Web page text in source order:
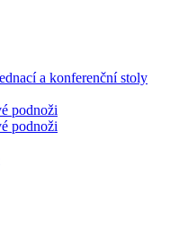
a konferenční stoly
podnoži
podnoži